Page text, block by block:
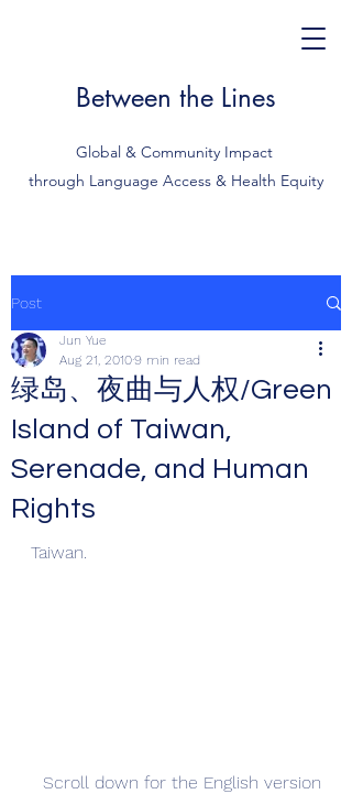
Between the Lines
Global & Community Impact
through Language Access & Health Equity
Post
绿岛、夜曲与人权/Green
Island of Taiwan,
Serenade, and Human
Rights
Jun Yue
Aug 21, 20109 min read
Taiwan.
Scroll down for the English version